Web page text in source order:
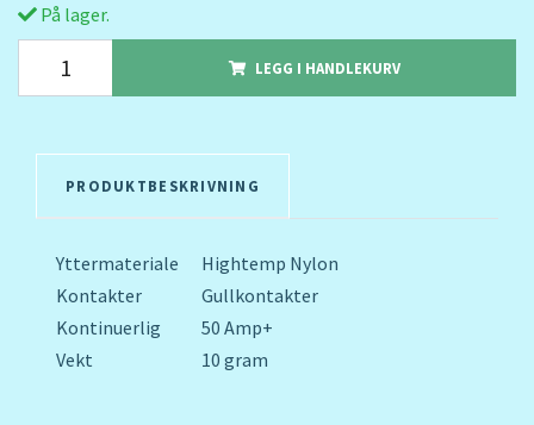
På lager.
LEGG I HANDLEKURV
PRODUKTBESKRIVNING
Yttermateriale
Hightemp Nylon
Kontakter
Gullkontakter
Kontinuerlig
50 Amp+
Vekt
10 gram